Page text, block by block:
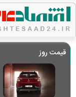
قیمت روز